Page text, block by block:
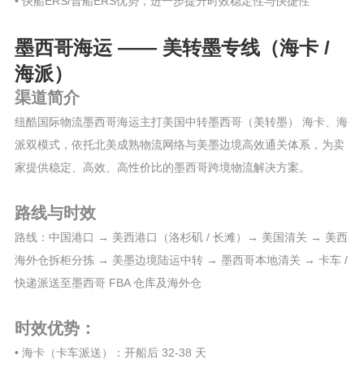
墨西哥海运 —— 美转墨专线（海卡 /
海派）
渠道简介
纽酷国际物流墨西哥海运主打美国中转墨西哥（美转墨） 海卡、海
派双模式，依托北美成熟物流网络与美墨边境高效通关体系，为卖
家提供稳定、高效、高性价比的墨西哥跨境物流解决方案。
路线与时效
路线：中国港口 → 美西港口（洛杉矶 / 长滩）→ 美国清关 → 美西
海外仓拆柜分拣 → 美墨边境陆运中转 → 墨西哥本地清关 → 卡车 /
快递派送至墨西哥 FBA 仓库及海外仓
时效优势：
• 海卡（卡车派送）：开船后 32-38 天